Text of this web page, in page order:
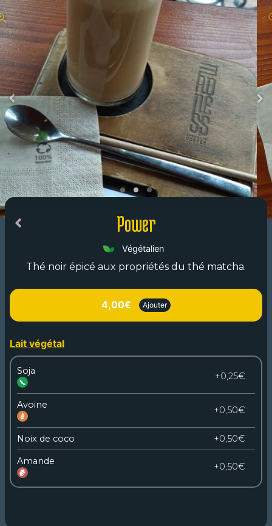
Power
Végétalien
Thé noir épicé aux propriétés du thé matcha.
4,00€ Ajouter
Lait végétal
Soja
+0,25€
Avoine
+0,50€
Noix de coco +0,50€
Amande
+0,50€